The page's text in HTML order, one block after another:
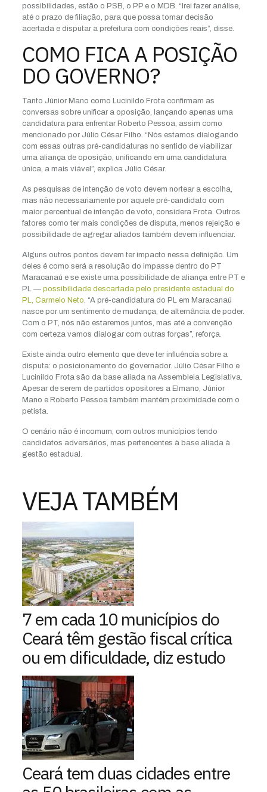
possibilidades, estão o PSB, o PP e o MDB. “Irei fazer análise,
até o prazo de filiação, para que possa tomar decisão
acertada e disputar a prefeitura com condições reais”, disse.
COMO FICA A POSIÇÃO
DO GOVERNO?
Tanto Júnior Mano como Lucinildo Frota confirmam as
conversas sobre unificar a oposição, lançando apenas uma
candidatura para enfrentar Roberto Pessoa, assim como
mencionado por Júlio César Filho. “Nós estamos dialogando
com essas outras pré-candidaturas no sentido de viabilizar
uma aliança de oposição, unificando em uma candidatura
única, a mais viável”, explica Júlio César.
As pesquisas de intenção de voto devem nortear a escolha,
mas não necessariamente por aquele pré-candidato com
maior percentual de intenção de voto, considera Frota. Outros
fatores como ter mais condições de disputa, menos rejeição e
possibilidade de agregar aliados também devem influenciar.
Alguns outros pontos devem ter impacto nessa definição. Um
deles é como será a resolução do impasse dentro do PT
Maracanaú e se existe uma possibilidade de aliança entre PT e
PL — possibilidade descartada pelo presidente estadual do
PL, Carmelo Neto. “A pré-candidatura do PL em Maracanaú
nasce por um sentimento de mudança, de alternância de poder.
Com o PT, nós não estaremos juntos, mas até a convenção
com certeza vamos dialogar com outras forças”, reforça.
Existe ainda outro elemento que deve ter influência sobre a
disputa: o posicionamento do governador. Júlio César Filho e
Lucinildo Frota são da base aliada na Assembleia Legislativa.
Apesar de serem de partidos opositores a Elmano, Júnior
Mano e Roberto Pessoa também mantêm proximidade com o
petista.
O cenário não é incomum, com outros municípios tendo
candidatos adversários, mas pertencentes à base aliada à
gestão estadual.
VEJA TAMBÉM
7 em cada 10 municípios do
Ceará têm gestão fiscal crítica
ou em dificuldade, diz estudo
Ceará tem duas cidades entre